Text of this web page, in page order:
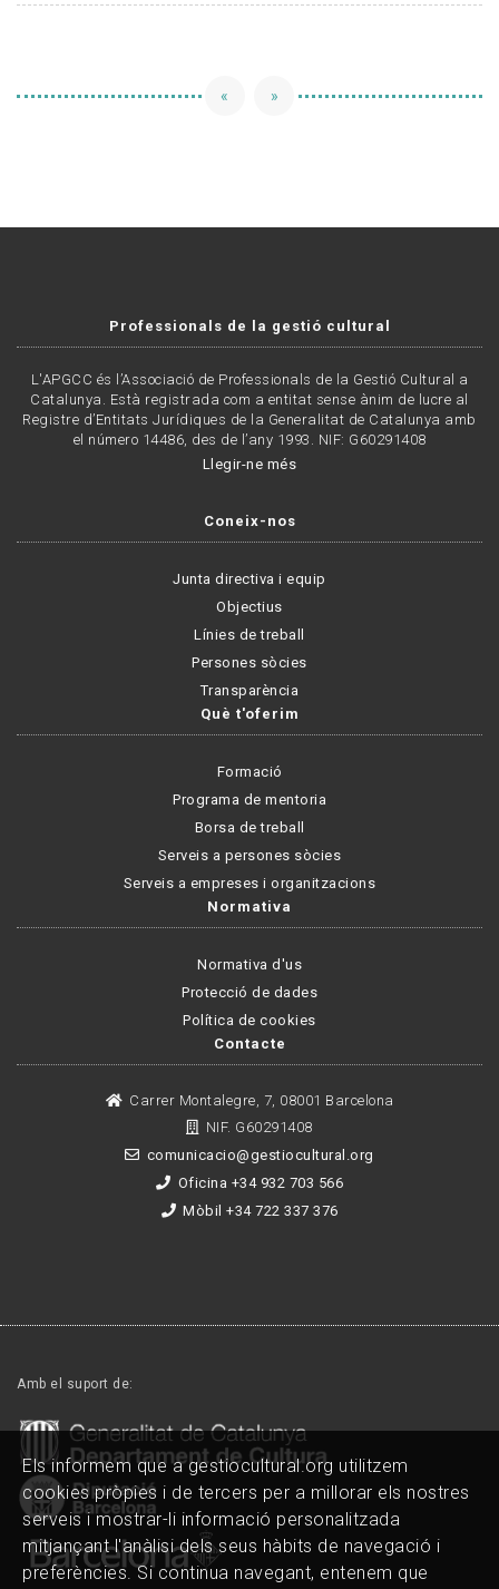
« »
Professionals de la gestió cultural
L'APGCC és l’Associació de Professionals de la Gestió Cultural a
Catalunya. Està registrada com a entitat sense ànim de lucre al
Registre d’Entitats Jurídiques de la Generalitat de Catalunya amb
el número 14486, des de l’any 1993. NIF: G60291408
Llegir-ne més
Coneix-nos
Junta directiva i equip
Objectius
Línies de treball
Persones sòcies
Transparència
Què t'oferim
Formació
Programa de mentoria
Borsa de treball
Serveis a persones sòcies
Serveis a empreses i organitzacions
Normativa
Normativa d'us
Protecció de dades
Política de cookies
Contacte
Carrer Montalegre, 7, 08001 Barcelona
NIF. G60291408
comunicacio@gestiocultural.org
Oficina +34 932 703 566
Mòbil +34 722 337 376
Amb el suport de:
Els informem que a gestiocultural.org utilitzem
cookies pròpies i de tercers per a millorar els nostres
serveis i mostrar-li informació personalitzada
mitjançant l'anàlisi dels seus hàbits de navegació i
preferències. Si continua navegant, entenem que